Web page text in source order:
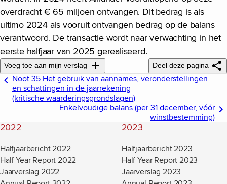
overdracht € 65 miljoen ontvangen. Dit bedrag is als
ultimo 2024 als vooruit ontvangen bedrag op de balans
verantwoord. De transactie wordt naar verwachting in het
eerste halfjaar van 2025 gerealiseerd.
Voeg toe aan mijn verslag Deel deze pagina
Noot 35 Het gebruik van aannames, veronderstellingen
en schattingen in de jaarrekening
(kritische waarderingsgrondslagen)
Enkelvoudige balans (per 31 december, vóór
winstbestemming)
2022
Halfjaarbericht 2022
Half Year Report 2022
Jaarverslag 2022
2023
Halfjaarbericht 2023
Half Year Report 2023
Jaarverslag 2023